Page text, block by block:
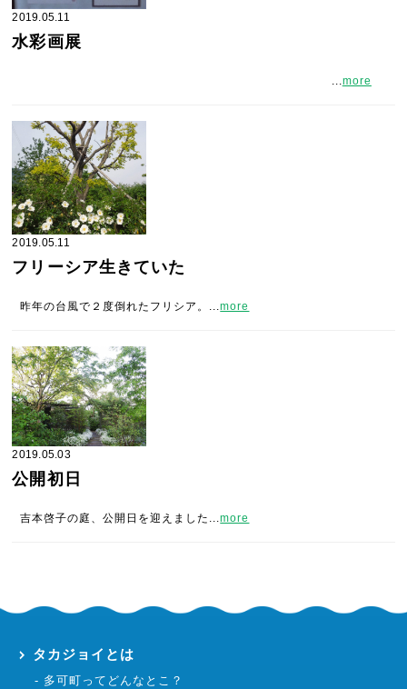
2019.05.11
水彩画展
...more
2019.05.11
フリーシア生きていた
昨年の台風で２度倒れたフリシア。...more
2019.05.03
公開初日
吉本啓子の庭、公開日を迎えました...more
タカジョイとは
多可町ってどんなとこ？